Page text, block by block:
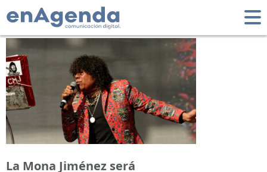
Tag: Cuarteto
La Mona Jiménez será